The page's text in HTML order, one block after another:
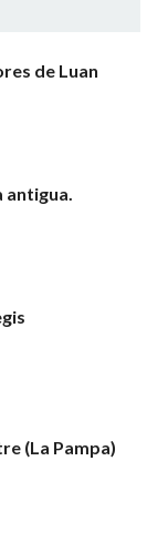
de Luan
antigua.
(La Pampa)